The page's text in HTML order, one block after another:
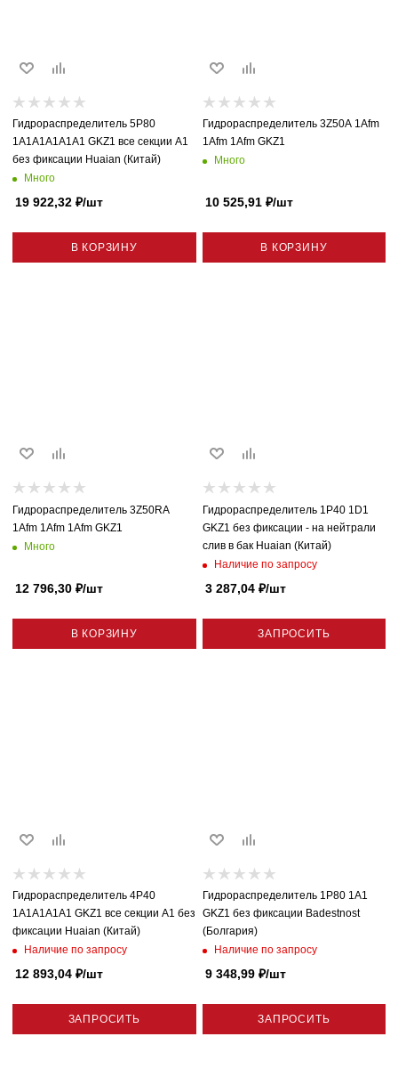
Гидрораспределитель 5P80
1A1A1A1A1A1 GKZ1 все секции A1
без фиксации Huaian (Китай)
Много
19 922,32 ₽/шт
В КОРЗИНУ
Гидрораспределитель 3Z50A 1Afm
1Afm 1Afm GKZ1
Много
10 525,91₽/шт
В КОРЗИНУ
Гидрораспределитель 3Z50RA
1Afm 1Afm 1Afm GKZ1
Много
12 796,30 ₽/шт
В КОРЗИНУ
Гидрораспределитель 1P40 1D1
GKZ1 без фиксации - на нейтрали
слив в бак Huaian (Китай)
Наличие по запросу
3 287,04₽/шт
ЗАПРОСИТЬ
Гидрораспределитель 4P40
1A1A1A1A1 GKZ1 все секции A1 без
фиксации Huaian (Китай)
Наличие по запросу
12 893,04 ₽/шт
ЗАПРОСИТЬ
Гидрораспределитель 1P80 1A1
GKZ1 без фиксации Badestnost
(Болгария)
Наличие по запросу
9 348,99₽/шт
ЗАПРОСИТЬ